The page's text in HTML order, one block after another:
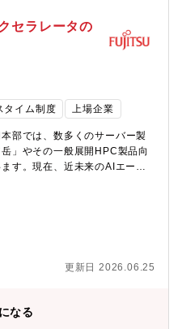
まずは担当者として開発実務
には開発リーダやマネージャ
へと成長していくことが可能
を任せてもらえる環境です。
グ開発本部【組織としてのミ
を実現すべく、世界トップの
テクノロジープラットフォー
き方について ・全社で年間
タイム無しのフレックスタイ
生活に合わせた働き方が実現
き活きと働くための社内カル
ープ全体でポスティング制度
エンゲージメントを高める活動
支援（評価計画・スケジュー
理のサポート）・各種認証取
また、FUJITSU-MONAKA後継
ても関わっていただきます。
ーバ開発プロジェクトにおい
ムのサブリーダとしてリーダ
推進を支えることをミッショ
との調整や段取りを行い、プ
を現場から作っていく役割を
決定しやすいように、状況を
を上げることも重要な役割で
担当するチームと開発部門を
ています。単なる取りまとめ
」を考え、実行に移す推進力
役割です。現場での調整力・
セラレータの
タイム制度 上場企業
部では、数多くのサーバー製
」やその一般展開HPC製品向
す。現在、近未来のAIエージ
開発を行っています。本件募集
テクチャに基づいたAIアクセ
国プロ対応およびプロジェク
AIアクセラレータ開発そのも
・報告対応を管理し、プロジ
な業務内容・国プロに関する計
係機関への報告資料作成、問
更新日 2026.06.25
なる